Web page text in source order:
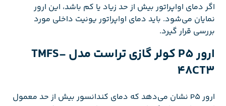
اگر دمای اواپراتور بیش از حد زیاد یا کم باشد، این ارور
نمایان می‌شود. باید دمای اواپراتور یونیت داخلی مورد
بررسی قرار گیرد.
ارور P5 کولر گازی تراست مدل TMFS-
48CT3
ارور P5 نشان می‌دهد که دمای کندانسور بیش از حد معمول